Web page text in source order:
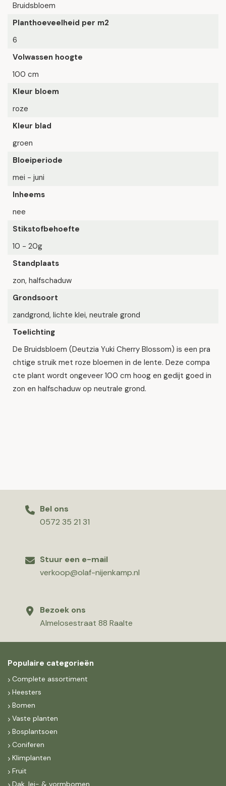
Bruidsbloem
Planthoeveelheid per m2
6
Volwassen hoogte
100 cm
Kleur bloem
roze
Kleur blad
groen
Bloeiperiode
mei - juni
Inheems
nee
Stikstofbehoefte
10 - 20g
Standplaats
zon, halfschaduw
Grondsoort
zandgrond, lichte klei, neutrale grond
Toelichting
De Bruidsbloem (Deutzia Yuki Cherry Blossom) is een pra
chtige struik met roze bloemen in de lente. Deze compa
cte plant wordt ongeveer 100 cm hoog en gedijt goed in
zon en halfschaduw op neutrale grond.
Bel ons
0572 35 21 31
Stuur een e-mail
verkoop@olaf-nijenkamp.nl
Bezoek ons
Almelosestraat 88 Raalte
Populaire categorieën
Complete assortiment
Heesters
Bomen
Vaste planten
Bosplantsoen
Coniferen
Klimplanten
Fruit
Dak, lei- & vormbomen